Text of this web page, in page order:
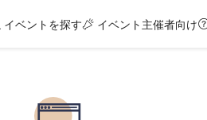
イベントを探す イベント主催者向け